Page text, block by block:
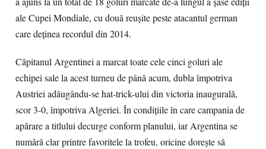
ale Cupei Mondiale, cu două reușite peste atacantul german
care deținea recordul din 2014.
Căpitanul Argentinei a marcat toate cele cinci goluri ale
echipei sale la acest turneu de până acum, dubla împotriva
Austriei adăugându-se hat-trick-ului din victoria inaugurală,
scor 3-0, împotriva Algeriei. În condițiile în care campania de
apărare a titlului decurge conform planului, iar Argentina se
numără clar printre favoritele la trofeu, oricine dorește să